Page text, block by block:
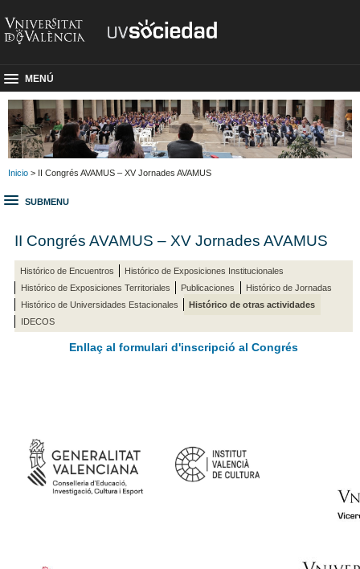
MENÚ
Inicio > II Congrés AVAMUS – XV Jornades AVAMUS
SUBMENU
II Congrés AVAMUS – XV Jornades AVAMUS
Histórico de Encuentros
Histórico de Exposiciones Institucionales
Histórico de Exposiciones Territoriales
Publicaciones
Histórico de Jornadas
Histórico de Universidades Estacionales
Histórico de otras actividades
IDECOS
Enllaç al formulari d'inscripció al Congrés